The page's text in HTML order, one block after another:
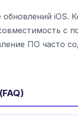
iOS.
с
ПО часто